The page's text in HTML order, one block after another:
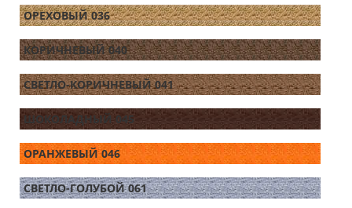
ОРЕХОВЫЙ 036
КОРИЧНЕВЫЙ 040
СВЕТЛО-КОРИЧНЕВЫЙ 041
ШОКОЛАДНЫЙ 045
ОРАНЖЕВЫЙ 046
СВЕТЛО-ГОЛУБОЙ 061